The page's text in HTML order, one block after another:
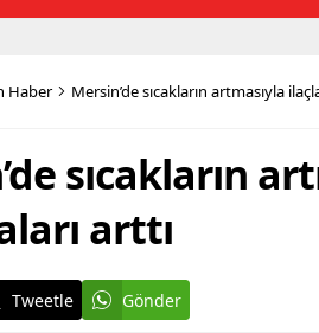
Haber Mersin’de sıcakların artmasıyla
sıcakların
arttı
Tweetle Gönder